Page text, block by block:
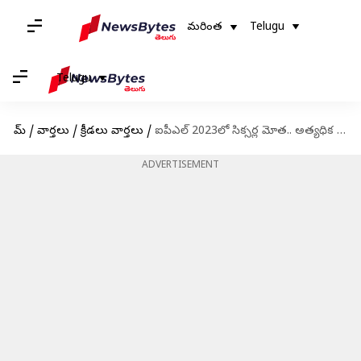
మరింత Telugu
Telugu
హోమ్ / వార్తలు / క్రీడలు వార్తలు / ఐపీఎల్ 2023లో సిక్సర్ల మోత.. అత్యధిక సిక్సర్ల రికార్డు బద్దలు
ADVERTISEMENT